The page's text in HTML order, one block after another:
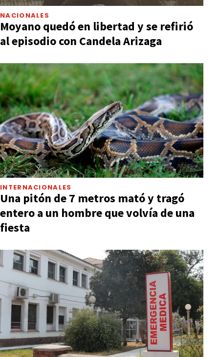
NACIONALES
Moyano quedó en libertad y se refirió
al episodio con Candela Arizaga
INTERNACIONALES
Una pitón de 7 metros mató y tragó
entero a un hombre que volvía de una
fiesta